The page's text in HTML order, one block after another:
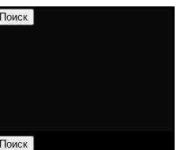
Поиск
Поиск